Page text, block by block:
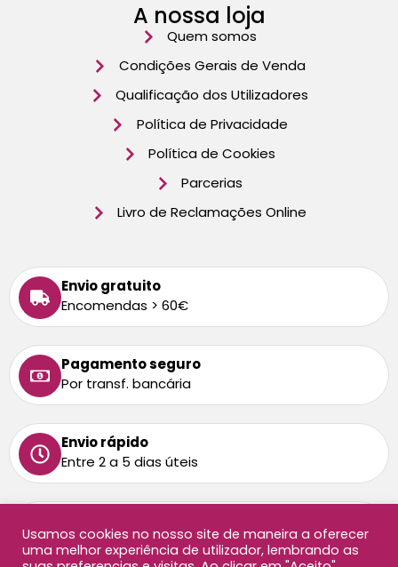
A nossa loja
Quem somos
Condições Gerais de Venda
Qualificação dos Utilizadores
Política de Privacidade
Política de Cookies
Parcerias
Livro de Reclamações Online
Envio gratuito
Encomendas > 60€
Pagamento seguro
Por transf. bancária
Envio rápido
Entre 2 a 5 dias úteis
Ligue-nos: 213 872 458
Chamada para rede fixa nacional
Usamos cookies no nosso site de maneira a oferecer
uma melhor experiência de utilizador, lembrando as